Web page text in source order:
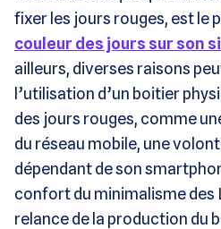
fixer les jours rouges, est le
couleur des jours sur son
ailleurs, diverses raisons
l’utilisation d’un boitier
des jours rouges, comme
du réseau mobile, une
dépendant de son
confort du minimalisme des
relance de la production du